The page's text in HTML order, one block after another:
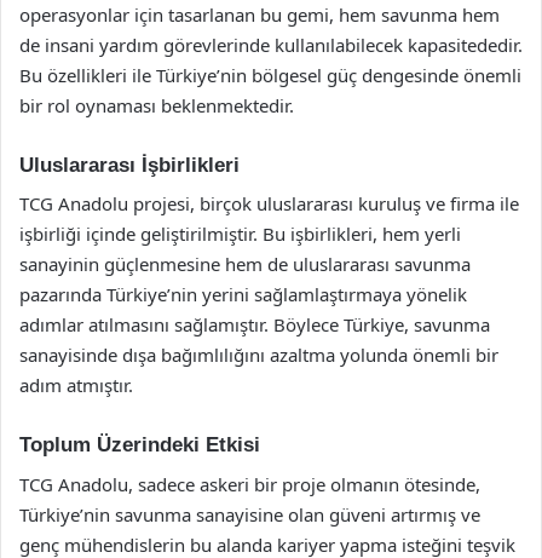
operasyonlar için tasarlanan bu gemi, hem savunma hem
de insani yardım görevlerinde kullanılabilecek kapasitededir.
Bu özellikleri ile Türkiye’nin bölgesel güç dengesinde önemli
bir rol oynaması beklenmektedir.
Uluslararası İşbirlikleri
TCG Anadolu projesi, birçok uluslararası kuruluş ve firma ile
işbirliği içinde geliştirilmiştir. Bu işbirlikleri, hem yerli
sanayinin güçlenmesine hem de uluslararası savunma
pazarında Türkiye’nin yerini sağlamlaştırmaya yönelik
adımlar atılmasını sağlamıştır. Böylece Türkiye, savunma
sanayisinde dışa bağımlılığını azaltma yolunda önemli bir
adım atmıştır.
Toplum Üzerindeki Etkisi
TCG Anadolu, sadece askeri bir proje olmanın ötesinde,
Türkiye’nin savunma sanayisine olan güveni artırmış ve
genç mühendislerin bu alanda kariyer yapma isteğini teşvik